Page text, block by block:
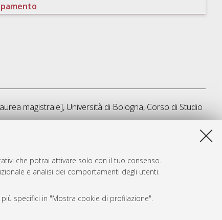
che potrai attivare solo con il tuo consenso.
e analisi dei comportamenti degli utenti.
specifici in "Mostra cookie di profilazione".
magistrale], Università di Bologna, Corso di Studio
lista e' stata generata il Sun Aug 9 10:59:25 2026 CEST